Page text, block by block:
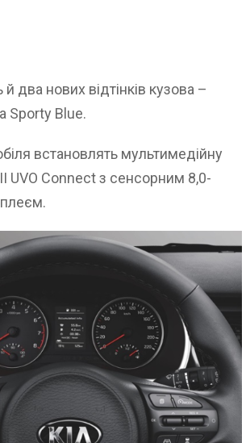
два нових відтінків кузова –
Sporty Blue.
встановлять мультимедійну
UVO Connect з сенсорним 8,0-